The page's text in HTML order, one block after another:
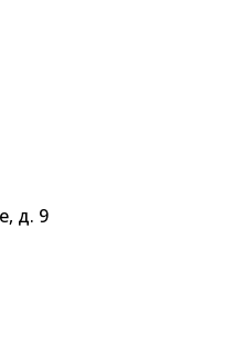
д. 9